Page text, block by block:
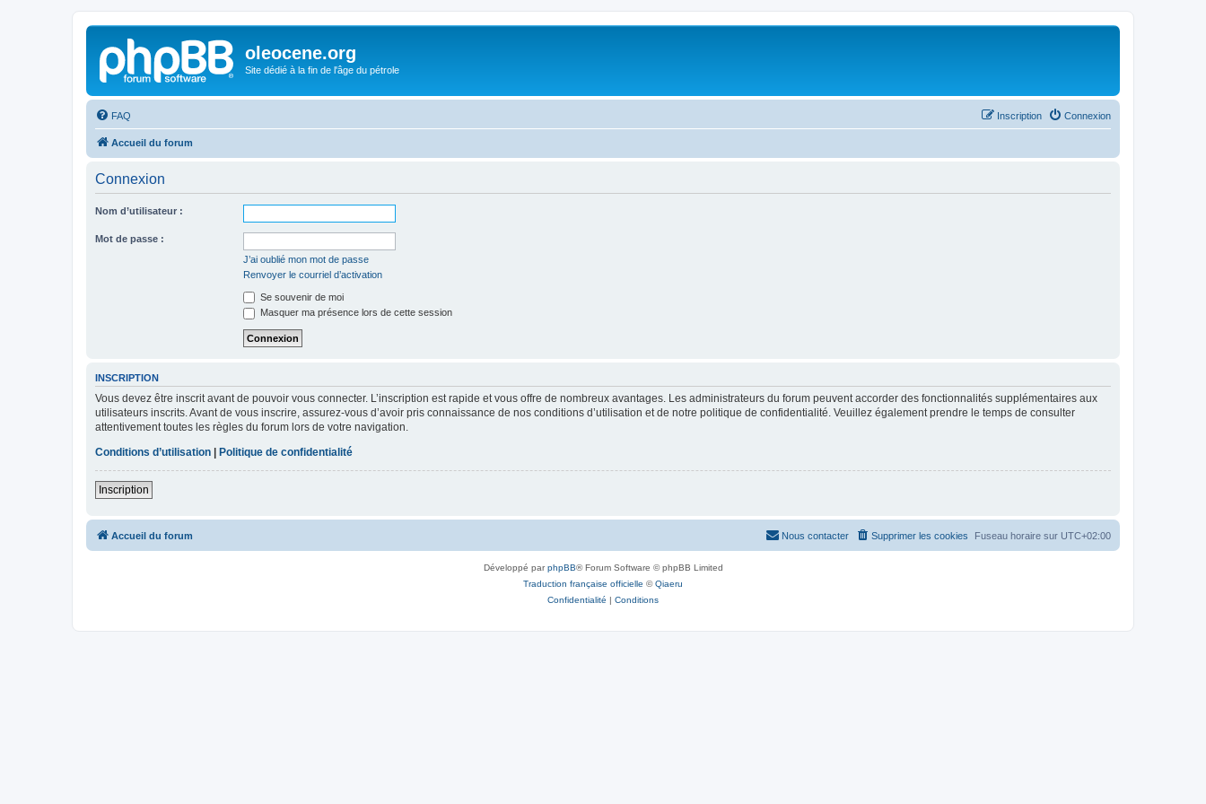
oleocene.org
Site dédié à la fin de l'âge du pétrole
FAQ Connexion
Inscription
Accueil du forum
Connexion
Nom d’utilisateur :
Mot de passe :
J’ai oublié mon mot de passe
Renvoyer le courriel d’activation
Se souvenir de moi
Masquer ma présence lors de cette session
INSCRIPTION
Vous devez être inscrit avant de pouvoir vous connecter. L’inscription est rapide et vous offre de nombreux avantages. Les administrateurs du forum peuvent accorder des fonctionnalités supplémentaires aux
utilisateurs inscrits. Avant de vous inscrire, assurez-vous d’avoir pris connaissance de nos conditions d’utilisation et de notre politique de confidentialité. Veuillez également prendre le temps de consulter
attentivement toutes les règles du forum lors de votre navigation.
Conditions d’utilisation
Politique de confidentialité
Inscription
Accueil du forum Fuseau horaire sur UTC+02:00
Supprimer les cookies
Nous contacter
Développé parphpBB® Forum Software © phpBB Limited
Traduction française officielle ©Qiaeru
Confidentialité | Conditions